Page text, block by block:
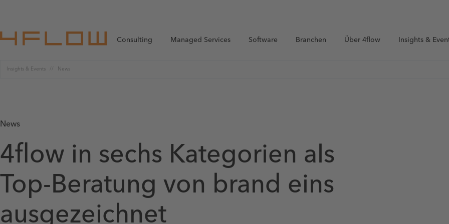
Consulting Managed Services Software Branchen Über 4flow Insights &
Insights & Events News
News
4flow in sechs Kategorien als
Top-Beratung von brand eins
ausgezeichnet